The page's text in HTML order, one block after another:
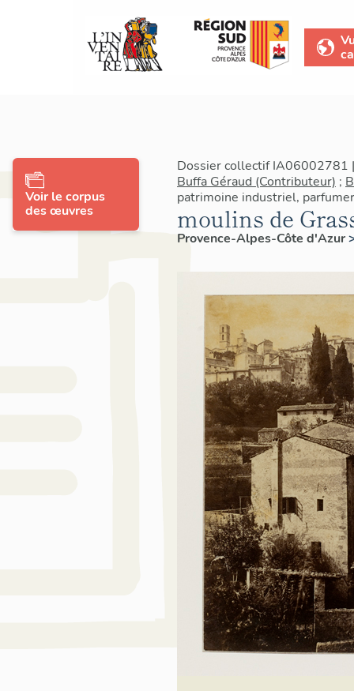
Dossier collectif IA06002781
Buffa Géraud (Contributeur) ;
patrimoine industriel,
moulins de
Provence-Alpes-Côte d'Azur
Voir le corpus
des œuvres